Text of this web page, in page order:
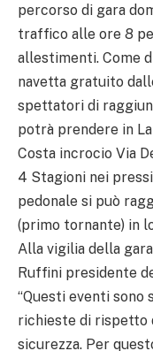
percorso di gara
traffico alle ore 8
allestimenti. Come
navetta gratuito
spettatori di
potrà prendere in
Costa incrocio Via
4 Stagioni nei
pedonale si può
(primo tornante) in
Alla vigilia della
Ruffini presidente
“Questi eventi sono
richieste di rispetto
sicurezza. Per